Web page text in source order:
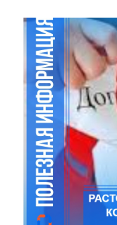
акты приемки
повышающий
суммы НДС,
локального
учетом НДС.